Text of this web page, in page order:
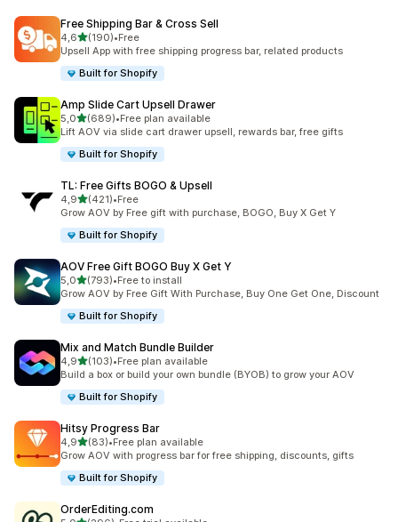
Free Shipping Bar & Cross Sell
4,6de 5 estrelas
(190)
190 total de avaliações
•Free
Upsell App with free shipping progress bar, related products
Built for Shopify
Amp Slide Cart Upsell Drawer
5,0de 5 estrelas
(689)
689 total de avaliações
•Free plan available
Lift AOV via slide cart drawer upsell, rewards bar, free gifts
Built for Shopify
TL: Free Gifts BOGO & Upsell
4,9de 5 estrelas
(421)
421 total de avaliações
•Free
Grow AOV by Free gift with purchase, BOGO, Buy X Get Y
Built for Shopify
AOV Free Gift BOGO Buy X Get Y
5,0de 5 estrelas
(793)
793 total de avaliações
•Free to install
Grow AOV by Free Gift With Purchase, Buy One Get One, Discount
Built for Shopify
Mix and Match Bundle Builder
4,9de 5 estrelas
(103)
103 total de avaliações
•Free plan available
Build a box or build your own bundle (BYOB) to grow your AOV
Built for Shopify
Hitsy Progress Bar
4,9de 5 estrelas
(83)
83 total de avaliações
•Free plan available
Grow AOV with progress bar for free shipping, discounts, gifts
Built for Shopify
OrderEditing.com